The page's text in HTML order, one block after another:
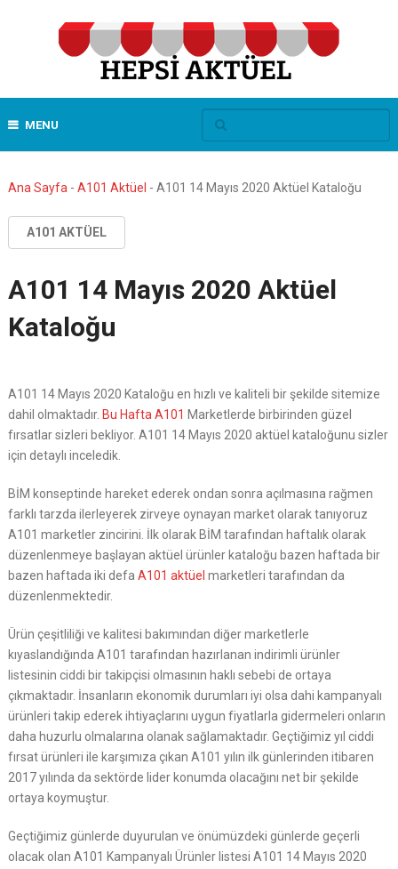
MENU
Ana Sayfa - A101 Aktüel - A101 14 Mayıs 2020 Aktüel Kataloğu
A101 AKTÜEL
A101 14 Mayıs 2020 Aktüel
Kataloğu
A101 14 Mayıs 2020 Kataloğu en hızlı ve kaliteli bir şekilde sitemize
dahil olmaktadır. Bu Hafta A101 Marketlerde birbirinden güzel
fırsatlar sizleri bekliyor. A101 14 Mayıs 2020 aktüel kataloğunu sizler
için detaylı inceledik.
BİM konseptinde hareket ederek ondan sonra açılmasına rağmen
farklı tarzda ilerleyerek zirveye oynayan market olarak tanıyoruz
A101 marketler zincirini. İlk olarak BİM tarafından haftalık olarak
düzenlenmeye başlayan aktüel ürünler kataloğu bazen haftada bir
bazen haftada iki defa A101 aktüel marketleri tarafından da
düzenlenmektedir.
Ürün çeşitliliği ve kalitesi bakımından diğer marketlerle
kıyaslandığında A101 tarafından hazırlanan indirimli ürünler
listesinin ciddi bir takipçisi olmasının haklı sebebi de ortaya
çıkmaktadır. İnsanların ekonomik durumları iyi olsa dahi kampanyalı
ürünleri takip ederek ihtiyaçlarını uygun fiyatlarla gidermeleri onların
daha huzurlu olmalarına olanak sağlamaktadır. Geçtiğimiz yıl ciddi
fırsat ürünleri ile karşımıza çıkan A101 yılın ilk günlerinden itibaren
2017 yılında da sektörde lider konumda olacağını net bir şekilde
ortaya koymuştur.
Geçtiğimiz günlerde duyurulan ve önümüzdeki günlerde geçerli
olacak olan A101 Kampanyalı Ürünler listesi A101 14 Mayıs 2020